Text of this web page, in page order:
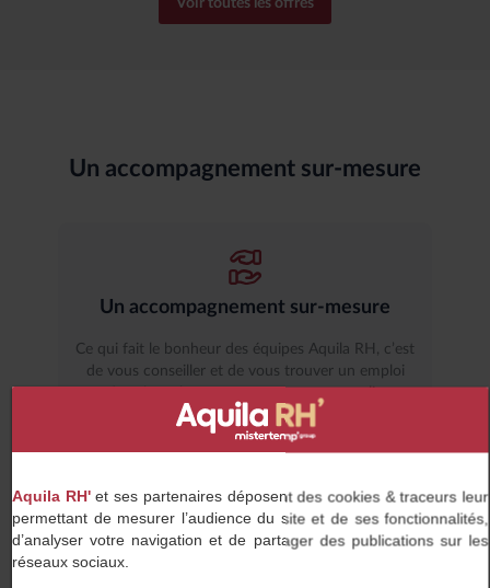
Un accompagnement sur-mesure
Un accompagnement sur-mesure
Ce qui fait le bonheur des équipes Aquila RH, c’est
de vous conseiller et de vous trouver un emploi
dans lequel vous pourrez vous accomplir.
Des entreprises partenaires qui vous
Aquila RH' et ses partenaires déposent des cookies & traceurs leur
permettant de mesurer l’audience du site et de ses fonctionnalités,
d’analyser votre navigation et de partager des publications sur les
réseaux sociaux.